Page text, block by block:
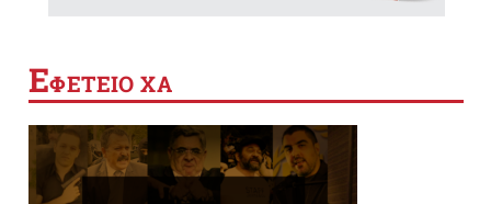
ΕΦΕΤΕΙΟ ΧΑ